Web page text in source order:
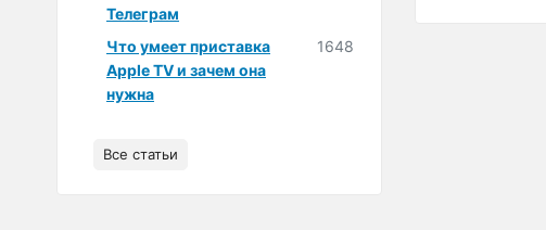
Телеграм
Что умеет приставка
Apple TV и зачем она
нужна
1648
Все статьи